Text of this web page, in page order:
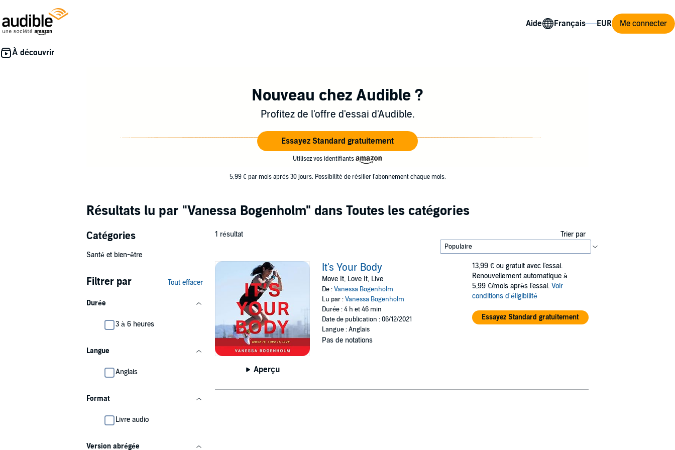
Aide Me connecter
Nouveau chez Audible ?
Profitez de l'offre d'essai d'Audible.
Essayez Standard gratuitement
Utilisez vos identifiants
5,99 € par mois après 30 jours. Possibilité de résilier l'abonnement chaque mois.
Résultats lu par "Vanessa Bogenholm" dans Toutes les catégories
Catégories
Santé et bien-être
Filtrer par Tout effacer
Durée
3 à 6 heures
Langue
Anglais
Format
Livre audio
Version abrégée
1 résultat Trier par
Aperçu
It's Your Body
Move It, Love It, Live
De :Vanessa Bogenholm
Lu par :Vanessa Bogenholm
Durée : 4 h et 46 min
Date de publication : 06/12/2021
Langue : Anglais
Pas de notations
13,99 € ou gratuit avec l'essai.
Renouvellement automatique à
5,99 €/mois après l'essai. Voir
conditions d'éligibilité
Essayez Standard gratuitement